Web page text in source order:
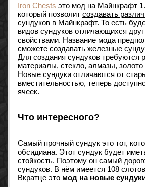
Iron Chests это мод на Майнкрафт
который позволит создавать
сундуков в Майнкрафт. То есть
видов сундуков отличающихся друг
свойствами. Название мода
сможете создавать железные
Для создания сундуков требуются
материалы, стекло, алмазы,
Новые сундуки отличаются от
вместительностью, теперь
ячеек.
Что интересного?
Самый прочный сундук это тот,
обсидиана. Этот сундук будет
стойкость. Поэтому он самый
сундуков. В нём имеется 108
Вкратце это мод на новые